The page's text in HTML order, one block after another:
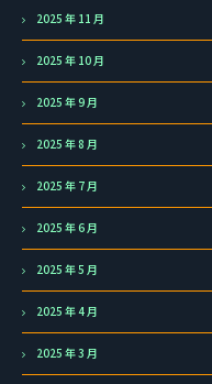
2025 年 11 月
2025 年 10 月
2025 年 9 月
2025 年 8 月
2025 年 7 月
2025 年 6 月
2025 年 5 月
2025 年 4 月
2025 年 3 月